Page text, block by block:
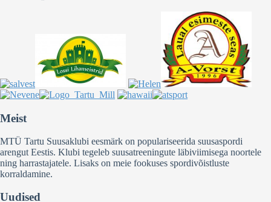
Meist
MTÜ Tartu Suusaklubi eesmärk on populariseerida suusaspordi
arengut Eestis. Klubi tegeleb suusatreeningute läbiviimisega noortele
ning harrastajatele. Lisaks on meie fookuses spordivõistluste
korraldamine.
Uudised